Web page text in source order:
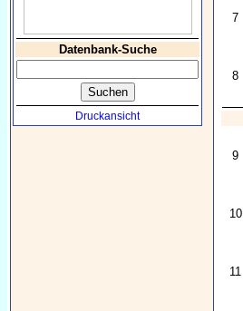
Datenbank-Suche
Druckansicht
7
8
9
10
11